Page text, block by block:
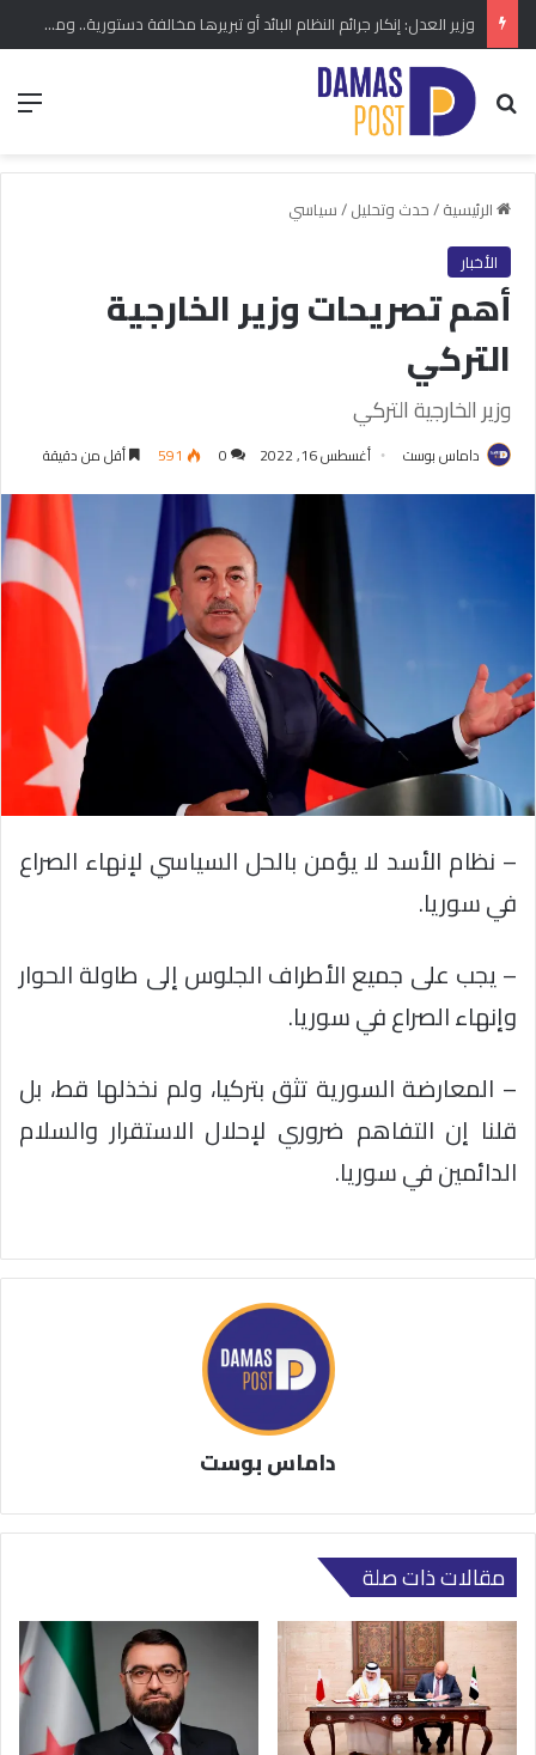
وزير العدل: إنكار جرائم النظام البائد أو تبريرها مخالفة دستورية.. ومشروع قانون خاص إلى مجلس الشعب
بحث عن
الرئيسية/حدث وتحليل/سياسي
الأخبار
أهم تصريحات وزير الخارجية
التركي
وزير الخارجية التركي
داماس بوست أغسطس 16, 2022 0
591 أقل من دقيقة
– نظام الأسد لا يؤمن بالحل السياسي لإنهاء الصراع
في سوريا.
– يجب على جميع الأطراف الجلوس إلى طاولة الحوار
وإنهاء الصراع في سوريا.
– المعارضة السورية تثق بتركيا، ولم نخذلها قط، بل
قلنا إن التفاهم ضروري لإحلال الاستقرار والسلام
الدائمين في سوريا.
داماس بوست
مقالات ذات صلة